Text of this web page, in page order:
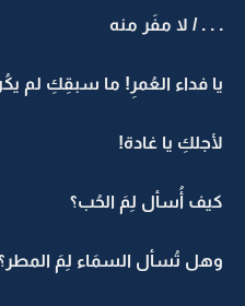
. . . / لا مفَر منه
يا فداء العُمرِ! ما سبقِكِ لم
لأجلكِ يا غادة!
كيف أُسأل لِمَ الحُب؟
وهل تُسأل السمَاء لِمَ المطر؟